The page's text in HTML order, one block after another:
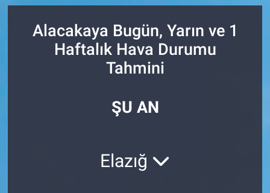
Alacakaya Bugün, Yarın ve 1
Haftalık Hava Durumu
Tahmini
ŞU AN
Elazığ
Devrek
Kilimli
Zonguldak Trafik Yoğunluk Haritası
Süper Lig Puan Durumu ve Fikstür
Son Dakika Haberleri